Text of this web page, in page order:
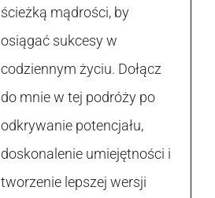
ścieżką mądrości, by
osiągać sukcesy w
codziennym życiu. Dołącz
do mnie w tej podróży po
odkrywanie potencjału,
doskonalenie umiejętności i
tworzenie lepszej wersji